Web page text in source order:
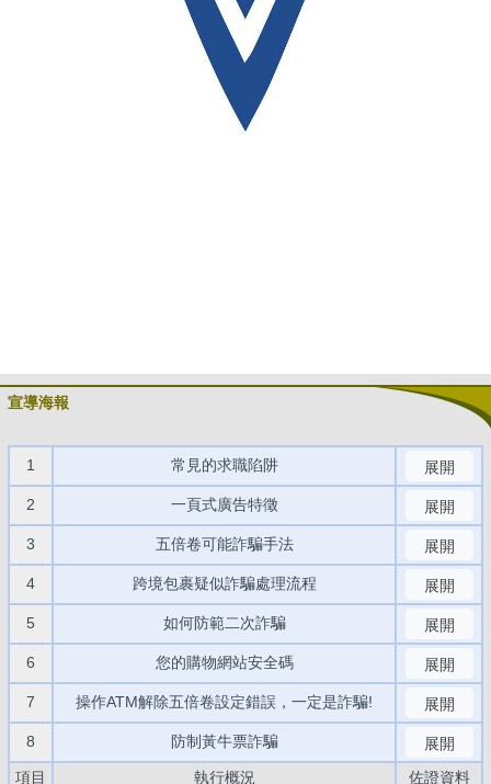
宣導海報
1 常見的求職陷阱 展開
2 一頁式廣告特徵 展開
3 五倍卷可能詐騙手法 展開
4 跨境包裹疑似詐騙處理流程 展開
5 如何防範二次詐騙 展開
6 您的購物網站安全碼 展開
7 操作ATM解除五倍卷設定錯誤，一定是詐騙! 展開
8 防制黃牛票詐騙
展開
項目
執行概況 佐證資料